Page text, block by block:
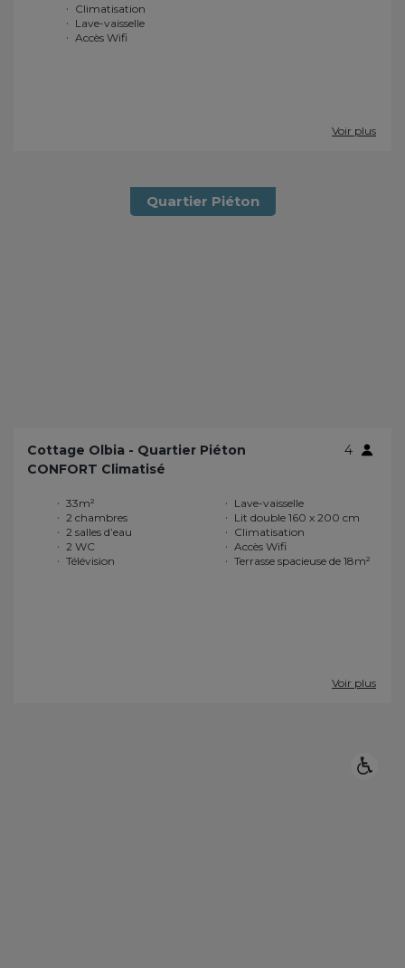
Voir plus
Quartier Piéton
Cottage Olbia - Quartier Piéton
4
CONFORT Climatisé
33m²
2 chambres
2 salles d’eau
2 WC
Télévision
Lave-vaisselle
Lit double 160 x 200 cm
Climatisation
Accès Wifi
Terrasse spacieuse de 18m²
Voir plus